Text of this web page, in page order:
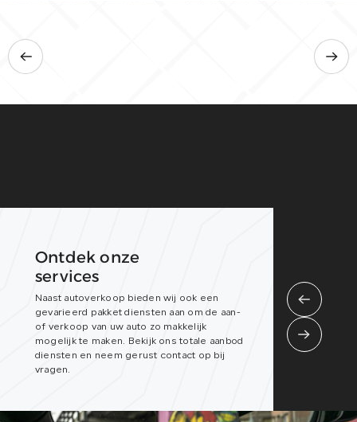
Ontdek onze
services
Naast autoverkoop bieden wij ook een
gevarieerd pakket diensten aan om de aan-
of verkoop van uw auto zo makkelijk
mogelijk te maken. Bekijk ons totale aanbod
diensten en neem gerust contact op bij
vragen.